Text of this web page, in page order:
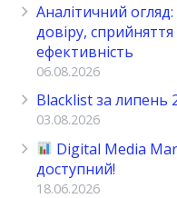
Аналітичний
довіру,
ефективність
06.08.2026
Blacklist за липень
03.08.2026
Digital Media
доступний!
18.06.2026